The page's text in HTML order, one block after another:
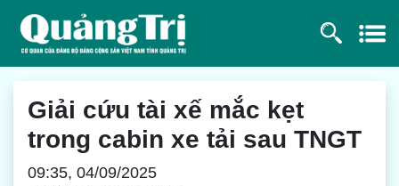
Giải cứu tài xế mắc kẹt
trong cabin xe tải sau TNGT
09:35, 04/09/2025